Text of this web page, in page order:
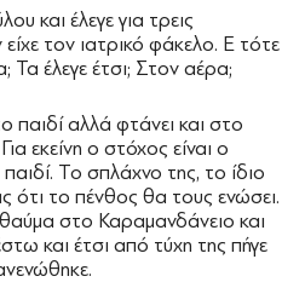
και έλεγε για τρεις
τον ιατρικό φάκελο. Ε τότε
Τα έλεγε έτσι; Στον αέρα;
παιδί αλλά φτάνει και στο
εκείνη ο στόχος είναι ο
Το σπλάχνο της, το ίδιο
ότι το πένθος θα τους ενώσει.
στο Καραμανδάνειο και
και έτσι από τύχη της πήγε